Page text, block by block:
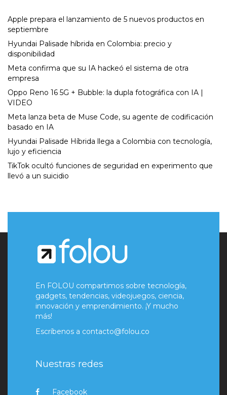
Apple prepara el lanzamiento de 5 nuevos productos en
septiembre
Hyundai Palisade híbrida en Colombia: precio y
disponibilidad
Meta confirma que su IA hackeó el sistema de otra
empresa
Oppo Reno 16 5G + Bubble: la dupla fotográfica con IA |
VIDEO
Meta lanza beta de Muse Code, su agente de codificación
basado en IA
Hyundai Palisade Híbrida llega a Colombia con tecnología,
lujo y eficiencia
TikTok ocultó funciones de seguridad en experimento que
llevó a un suicidio
En FOLOU compartimos sobre tecnología,
gadgets, tendencias, videojuegos, ciencia,
innovación y emprendimiento. ¡Y mucho
más!
Escríbenos a contacto@folou.co
Nuestras redes
Facebook